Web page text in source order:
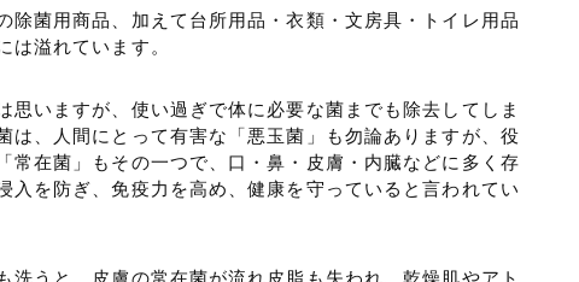
除菌用商品、加えて台所用品・衣類・文房具・トイレ用品
は溢れています。
思いますが、使い過ぎで体に必要な菌までも除去してしま
は、人間にとって有害な「悪玉菌」も勿論ありますが、役
常在菌」もその一つで、口・鼻・皮膚・内臓などに多く存
入を防ぎ、免疫力を高め、健康を守っていると言われてい
洗うと、皮膚の常在菌が流れ皮脂も失われ、乾燥肌やアト